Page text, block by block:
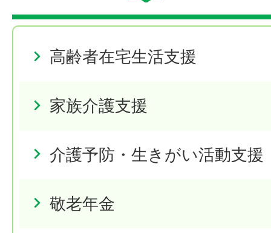
高齢者在宅生活支援
家族介護支援
介護予防・生きがい活動支援
敬老年金